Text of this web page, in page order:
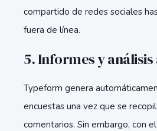
compartido de redes sociales
fuera de línea.
5. Informes y
Typeform genera
encuestas una vez que se
comentarios. Sin embargo, con